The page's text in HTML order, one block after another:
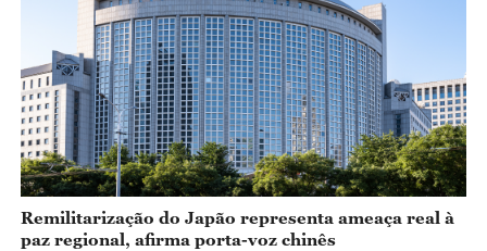
Remilitarização do Japão representa ameaça real à
paz regional, afirma porta-voz chinês